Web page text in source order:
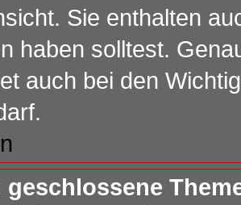
Sie enthalten
haben solltest.
auch bei den
geschlossene